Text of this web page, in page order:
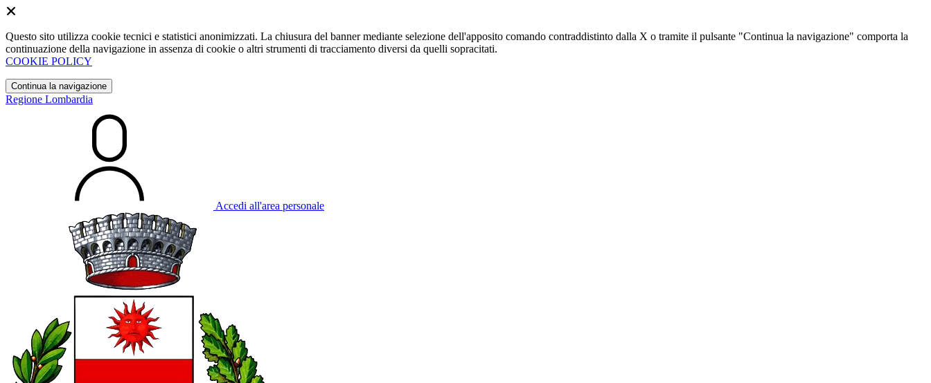
Questo sito utilizza cookie tecnici e statistici anonimizzati. La chiusura del banner mediante selezione dell'apposito comando contraddistinto dalla X o tramite il pulsante "Continua la navigazione" comporta la
continuazione della navigazione in assenza di cookie o altri strumenti di tracciamento diversi da quelli sopracitati.
COOKIE POLICY
Continua la navigazione
Regione Lombardia
Accedi all'area personale